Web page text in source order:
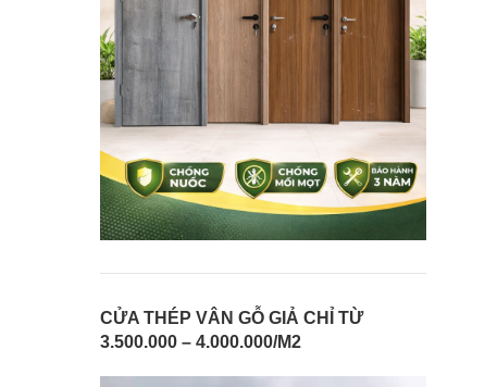
CỬA THÉP VÂN GỖ GIẢ CHỈ TỪ
3.500.000 – 4.000.000/M2